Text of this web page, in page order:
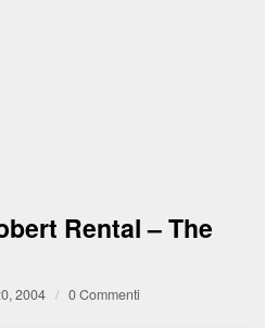
Rental – The
2004 / 0 Commenti